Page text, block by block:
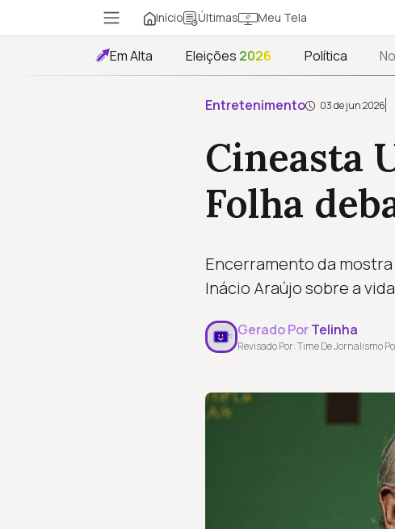
Início Últimas Meu Tela
Em Alta Eleições 2026 Política
Entretenimento 03 de jun 2026
Cineasta
Folha
Encerramento da
Inácio Araújo sobre a
Gerado PorTelinha
Revisado Por: Time De Jornalismo